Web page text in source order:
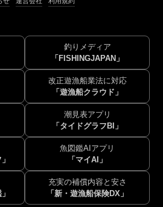
釣りメディア
「FISHINGJAPAN」
改正遊漁船業法に対応
「遊漁船クラウド」
潮見表アプリ
「タイドグラフBI」
魚図鑑AIアプリ
「マイAI」
充実の補償内容と安さ
「新・遊漁船保険DX」